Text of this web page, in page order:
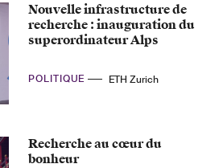
Nouvelle infrastructure de
recherche : inauguration du
superordinateur Alps
POLITIQUE ETH Zurich
Recherche au cœur du
bonheur